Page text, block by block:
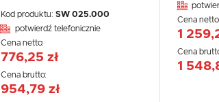
Kod produktu: SW 025.000
potwierdź telefonicznie
Cena netto:
776,25 zł
Cena brutto:
954,79 zł
Cena netto:
1
Cena
1